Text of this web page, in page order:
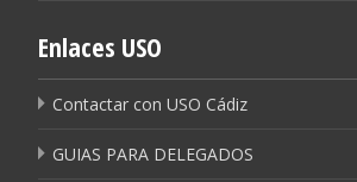
Enlaces USO
Contactar con USO Cádiz
GUIAS PARA DELEGADOS